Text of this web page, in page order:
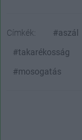
Címkék: #aszál
#takarékosság
#mosogatás